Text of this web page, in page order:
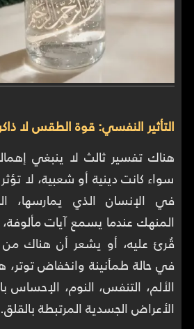
التأثير النفسي: قوة الطقس لا
هناك تفسير ثالث لا ينبغي
سواء كانت دينية أو شعبية، لا
في الإنسان الذي يمارسها،
المنهك عندما يسمع آيات
قُرئ عليه، أو يشعر أن هناك
في حالة طمأنينة وانخفاض
الألم، التنفس، النوم،
الأعراض الجسدية المرتبطة بالقلق.